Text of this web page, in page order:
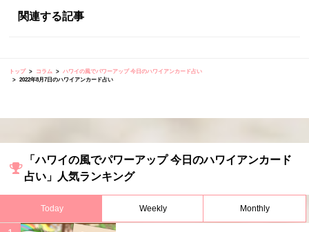
関連する記事
トップ コラム
ハワイの風でパワーアップ 今日のハワイアンカード占い
2022年8月7日のハワイアンカード占い
「ハワイの風でパワーアップ 今日のハワイアンカード
占い」人気ランキング
Today Weekly Monthly